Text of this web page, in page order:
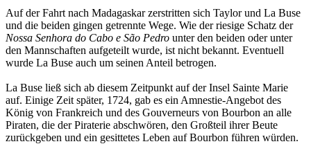
Auf der Fahrt nach Madagaskar zerstritten sich Taylor und La Buse
und die beiden gingen getrennte Wege. Wie der riesige Schatz der
Nossa Senhora do Cabo e São Pedro unter den beiden oder unter
den Mannschaften aufgeteilt wurde, ist nicht bekannt. Eventuell
wurde La Buse auch um seinen Anteil betrogen.
La Buse ließ sich ab diesem Zeitpunkt auf der Insel Sainte Marie
auf. Einige Zeit später, 1724, gab es ein Amnestie-Angebot des
König von Frankreich und des Gouverneurs von Bourbon an alle
Piraten, die der Piraterie abschwören, den Großteil ihrer Beute
zurückgeben und ein gesittetes Leben auf Bourbon führen würden.